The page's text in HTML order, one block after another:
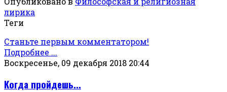
лирика
Теги
Станьте первым комментатором!
Подробнее ...
Воскресенье, 09 декабря 2018 20:44
Когда пройдешь...